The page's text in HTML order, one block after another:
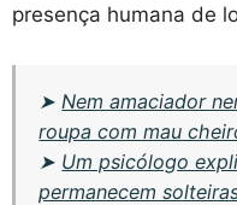
presença humana de
➤ Nem amaciador
roupa com mau
➤ Um psicólogo
permanecem